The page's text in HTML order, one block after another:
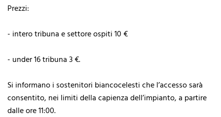
Prezzi:
- intero tribuna e settore ospiti 10 €
- under 16 tribuna 3 €.
Si informano i sostenitori biancocelesti che l’accesso sarà
consentito, nei limiti della capienza dell’impianto, a partire
dalle ore 11:00.